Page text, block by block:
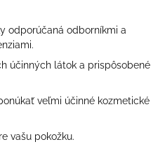
odporúčaná odborníkmi a
účinných látok a prispôsobené
veľmi účinné kozmetické
vašu pokožku.